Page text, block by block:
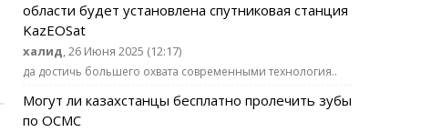
области будет установлена спутниковая станция
KazEOSat
халид, 26 Июня 2025 (12:17)
да достичь большего охвата современными технология..
Могут ли казахстанцы бесплатно пролечить зубы
по ОСМС